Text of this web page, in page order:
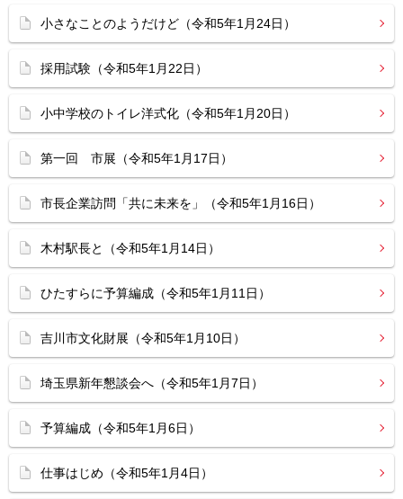
小さなことのようだけど（令和5年1月24日）
採用試験（令和5年1月22日）
小中学校のトイレ洋式化（令和5年1月20日）
第一回 市展（令和5年1月17日）
市長企業訪問「共に未来を」（令和5年1月16日）
木村駅長と（令和5年1月14日）
ひたすらに予算編成（令和5年1月11日）
吉川市文化財展（令和5年1月10日）
埼玉県新年懇談会へ（令和5年1月7日）
予算編成（令和5年1月6日）
仕事はじめ（令和5年1月4日）